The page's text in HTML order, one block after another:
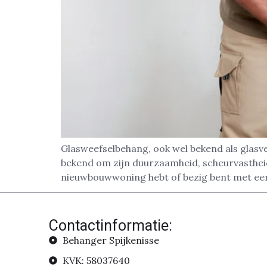
Glasweefselbehang, ook wel bekend als
bekend om zijn duurzaamheid,
nieuwbouwwoning hebt of bezig bent met
Contactinformatie:
Behanger Spijkenisse
KVK: 58037640